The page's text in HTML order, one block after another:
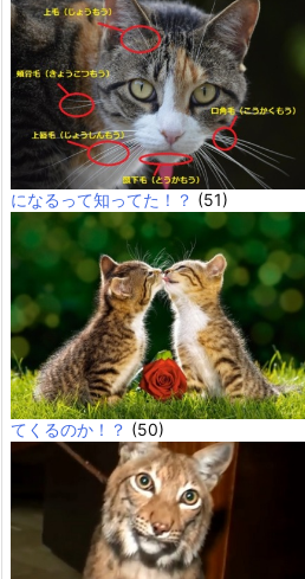
になるって知ってた！？ (51)
てくるのか！？ (50)